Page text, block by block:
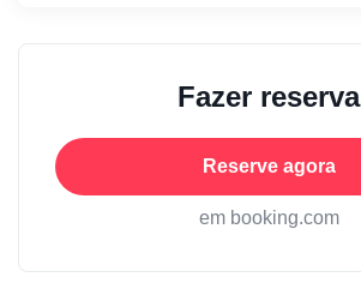
Fazer reserva
Reserve agora
em booking.com